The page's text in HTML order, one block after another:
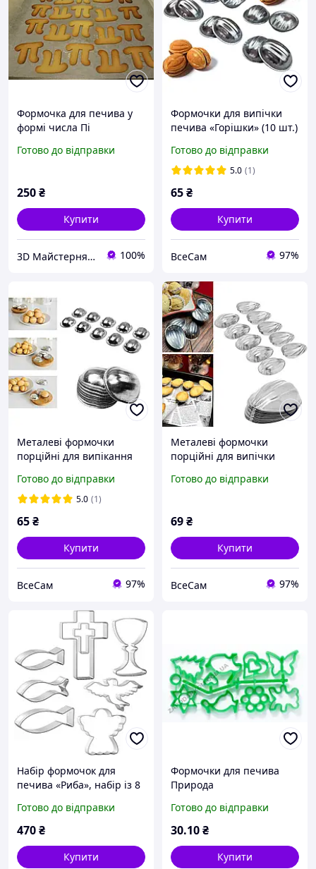
Формочка для печива у
формі числа Пі
Готово до відправки
250₴
Купити
3D Майстерня – Відновлюємо, створюємо, вдосконалюємо. 100%
Формочки для випічки
печива «Горішки» (10 шт.)
Готово до відправки
5.0 (1)
65₴
Купити
ВсеСам 97%
Металеві формочки
порційні для випікання
Готово до відправки
5.0 (1)
65₴
Купити
ВсеСам 97%
Металеві формочки
порційні для випічки
ребристою поверхнею
Готово до відправки
69₴
Купити
ВсеСам 97%
Набір формочок для
печива «Риба», набір із 8
Готово до відправки
470₴
Купити
Формочки для печива
Природа
Готово до відправки
30.10₴
Купити